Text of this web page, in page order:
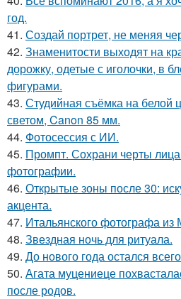
год.
41. Создай портрет, не меняя
42. Знаменитости выходят на
дорожку, одетые с иголочки, в
фигурами.
43. Студийная съёмка на белой
светом, Canon 85 мм.
44. Фотосессия с ИИ.
45. Промпт. Сохрани черты лица
фотографии.
46. Открытые зоны после 30:
акцента.
47. Итальянского фотографа из
48. Звездная ночь для ритуала.
49. До нового года остался
50. Агата муцениеце
после родов.